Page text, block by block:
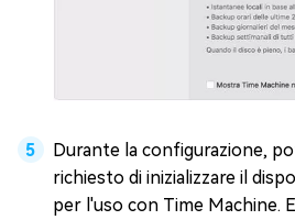
Durante la configurazione,
richiesto di inizializzare il
per l'uso con Time Machine.